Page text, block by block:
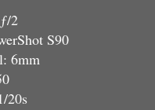
2
S90
6mm
20s